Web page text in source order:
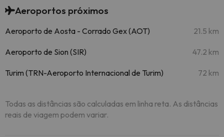
Aeroportos próximos
Aeroporto de Aosta - Corrado Gex (AOT) 21.5 km
Aeroporto de Sion (SIR) 47.2 km
Turim (TRN-Aeroporto Internacional de Turim) 72 km
Todas as distâncias são calculadas em linha reta. As distâncias
reais de viagem podem variar.